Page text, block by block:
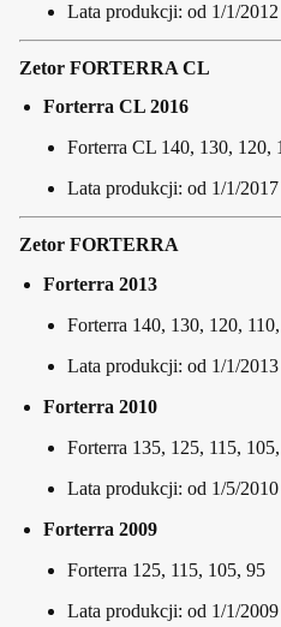
Lata produkcji: od 1/1/
Zetor FORTERRA CL
Forterra CL 2016
Forterra CL 140, 130, 120,
Lata produkcji: od 1/1/2017
Zetor FORTERRA
Forterra 2013
Forterra 140, 130, 120,
Lata produkcji: od 1/1/2013
Forterra 2010
Forterra 135, 125, 115,
Lata produkcji: od 1/5/
Forterra 2009
Forterra 125, 115, 105, 95
Lata produkcji: od 1/1/